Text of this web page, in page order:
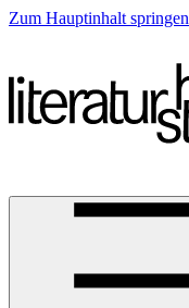
Zum Hauptinhalt springen